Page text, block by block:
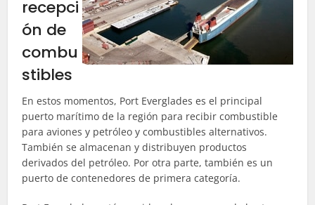
recepci
ón de
combu
stibles
En estos momentos, Port Everglades es el principal
puerto marítimo de la región para recibir combustible
para aviones y petróleo y combustibles alternativos.
También se almacenan y distribuyen productos
derivados del petróleo. Por otra parte, también es un
puerto de contenedores de primera categoría.